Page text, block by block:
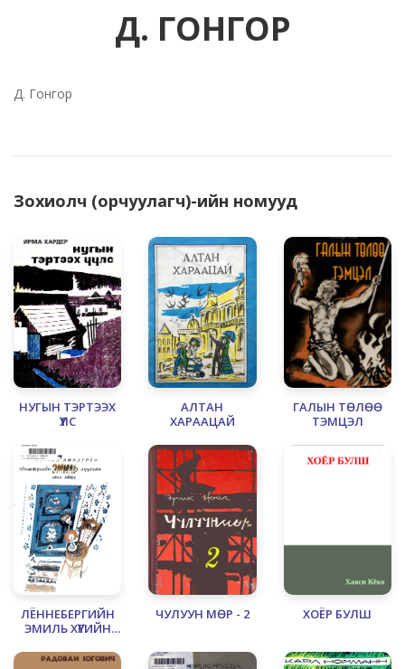
Д. ГОНГОР
Д. Гонгор
Зохиолч (орчуулагч)-ийн номууд
НУГЫН ТЭРТЭЭХ
ҮҮЛС
АЛТАН
ХАРААЦАЙ
ГАЛЫН ТӨЛӨӨ
ТЭМЦЭЛ
ЛЁННЕБЕРГИЙН
ЭМИЛЬ ХҮҮГИЙН
ЧУЛУУН МӨР - 2 ХОЁР БУЛШ